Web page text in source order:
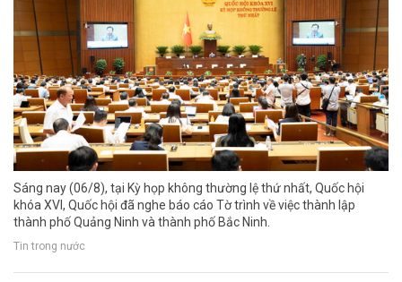
Sáng nay (06/8), tại Kỳ họp không thường lệ thứ nhất, Quốc hội
khóa XVI, Quốc hội đã nghe báo cáo Tờ trình về việc thành lập
thành phố Quảng Ninh và thành phố Bắc Ninh.
Tin trong nước